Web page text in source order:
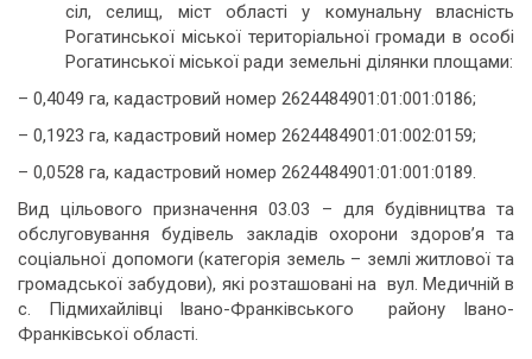
сіл, селищ, міст області у комунальну власність
Рогатинської міської територіальної громади в особі
Рогатинської міської ради земельні ділянки площами:
– 0,4049 га, кадастровий номер 2624484901:01:001:0186;
– 0,1923 га, кадастровий номер 2624484901:01:002:0159;
– 0,0528 га, кадастровий номер 2624484901:01:001:0189.
Вид цільового призначення 03.03 – для будівництва та
обслуговування будівель закладів охорони здоров’я та
соціальної допомоги (категорія земель – землі житлової та
громадської забудови), які розташовані на вул. Медичній в
с. Підмихайлівці Івано-Франківського району Івано-
Франківської області.